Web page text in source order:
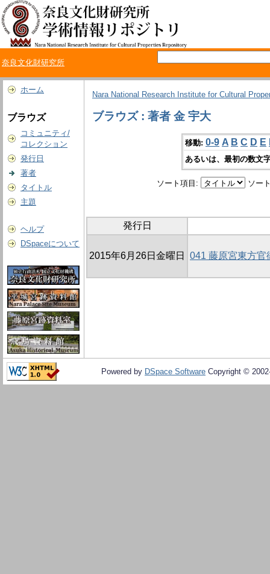
奈良文化財研究所
ホーム
ブラウズ
コミュニティ/
コレクション
発行日
著者
タイトル
主題
ヘルプ
DSpaceについて
Nara National Research Institute for Cultural
ブラウズ : 著者 金 宇大
移動: 0-9 A B C D E
あるいは、最初の数文
ソート項目: ソー
発行日
2015年6月26日金曜日 041 藤原宮東方官
Powered by DSpace Software Copyright ©